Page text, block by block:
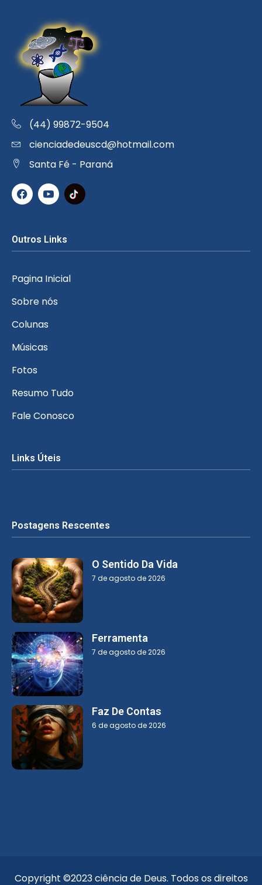
(44) 99872-9504
cienciadedeuscd@hotmail.com
Santa Fé - Paraná
Outros Links
Pagina Inicial
Sobre nós
Colunas
Músicas
Fotos
Resumo Tudo
Fale Conosco
Links Úteis
Postagens Rescentes
O Sentido Da Vida
7 de agosto de 2026
Ferramenta
7 de agosto de 2026
Faz De Contas
6 de agosto de 2026
Copyright ©2023 ciência de Deus. Todos os direitos